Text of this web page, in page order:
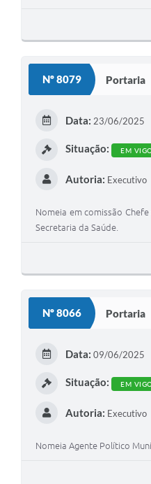
Nº 8079 Portaria
Data: 23/06/2025
Situação: EM
Autoria: Executivo
Nomeia em comissão
Secretaria da Saúde.
Nº 8066 Portaria
Data: 09/06/2025
Situação: EM
Autoria: Executivo
Nomeia Agente Político